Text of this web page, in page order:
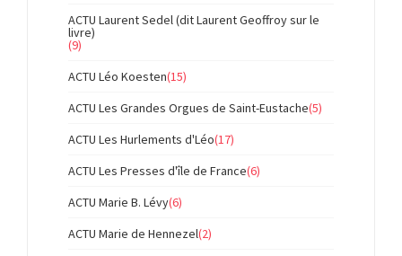
ACTU Laurent Sedel (dit Laurent Geoffroy sur le
livre)
(9)
ACTU Léo Koesten(15)
ACTU Les Grandes Orgues de Saint-Eustache(5)
ACTU Les Hurlements d'Léo(17)
ACTU Les Presses d'île de France(6)
ACTU Marie B. Lévy(6)
ACTU Marie de Hennezel(2)